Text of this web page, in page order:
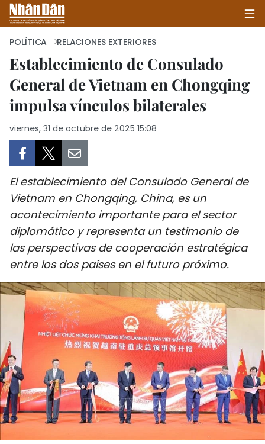
INICIO
POLÍTICA
SALUD - MEDIO AMBIENTE
CULTURA - ENTRETENIMIENTO
INTERNACIONAL
DEPORTES
VIAJES
PUENTE DE AMISTAD
HISTORIAS MULTIMEDIA
FOTOGRAFÍA
¿QUIÉNES SOMOS?
POLÍTICA RELACIONES EXTERIORES
Establecimiento de Consulado
General de Vietnam en Chongqing
impulsa vínculos bilaterales
viernes, 31 de octubre de 2025 15:08
El establecimiento del Consulado General de
Vietnam en Chongqing, China, es un
acontecimiento importante para el sector
diplomático y representa un testimonio de
las perspectivas de cooperación estratégica
entre los dos países en el futuro próximo.